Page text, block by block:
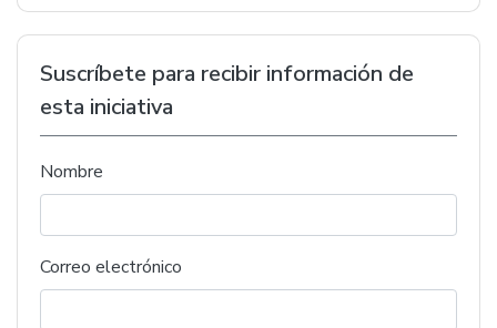
Suscríbete para recibir información de
esta iniciativa
Nombre
Correo electrónico